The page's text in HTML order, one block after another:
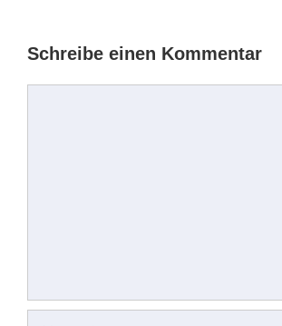
Schreibe einen Kommentar